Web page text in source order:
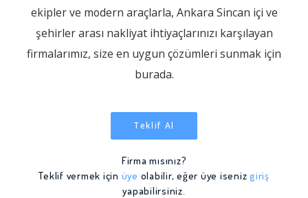
ekipler ve modern araçlarla, Ankara Sincan içi ve
şehirler arası nakliyat ihtiyaçlarınızı karşılayan
firmalarımız, size en uygun çözümleri sunmak için
burada.
Teklif Al
Firma mısınız?
Teklif vermek için üye olabilir, eğer üye iseniz giriş
yapabilirsiniz.